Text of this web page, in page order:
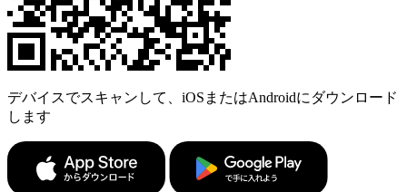
デバイスでスキャンして、iOSまたはAndroidにダウンロード
します